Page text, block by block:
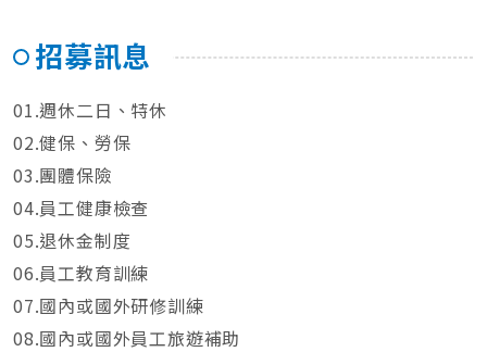
招募訊息
01.週休二日、特休
02.健保、勞保
03.團體保險
04.員工健康檢查
05.退休金制度
06.員工教育訓練
07.國內或國外研修訓練
08.國內或國外員工旅遊補助